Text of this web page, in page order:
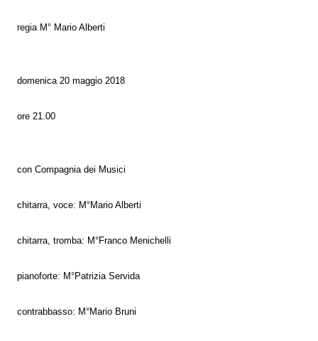
regia M° Mario Alberti
domenica 20 maggio 2018
ore 21.00
con Compagnia dei Musici
chitarra, voce: M°Mario Alberti
chitarra, tromba: M°Franco Menichelli
pianoforte: M°Patrizia Servida
contrabbasso: M°Mario Bruni